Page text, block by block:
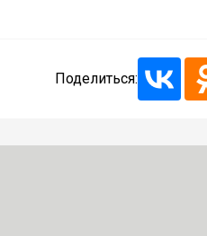
Поделиться: